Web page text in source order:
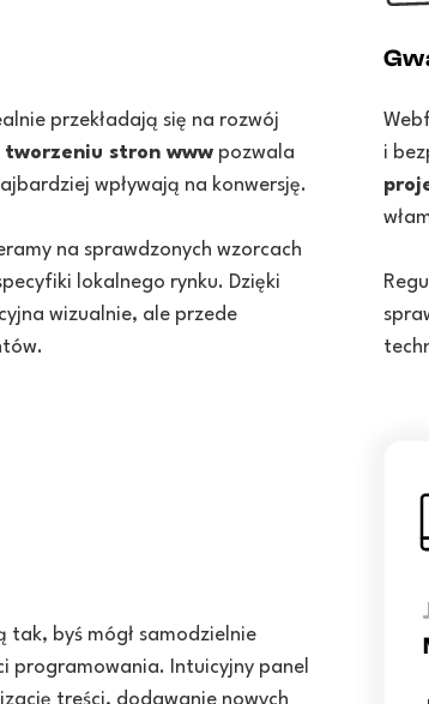
przekładają się na rozwój
tworzeniu stron www pozwala
wpływają na konwersję.
na sprawdzonych wzorcach
lokalnego rynku. Dzięki
wizualnie, ale przede
i
byś mógł samodzielnie
programowania. Intuicyjny panel
treści, dodawanie nowych